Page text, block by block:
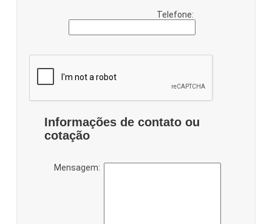
Telefone:
Informações de contato ou
cotação
Mensagem: